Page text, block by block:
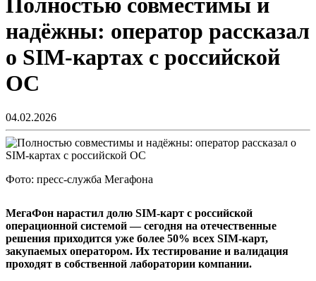
надёжны: оператор рассказал
о SIM-картах с российской
ОС
04.02.2026
Фото: пресс-служба Мегафона
МегаФон нарастил долю SIM-карт с российской
операционной системой — сегодня на отечественные
решения приходится уже более 50% всех SIM-карт,
закупаемых оператором. Их тестирование и валидация
проходят в собственной лаборатории компании.